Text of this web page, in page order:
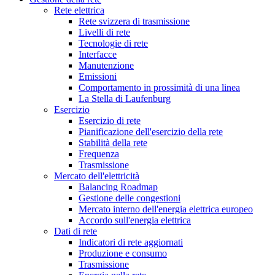
Rete elettrica
Rete svizzera di trasmissione
Livelli di rete
Tecnologie di rete
Interfacce
Manutenzione
Emissioni
Comportamento in prossimità di una linea
La Stella di Laufenburg
Esercizio
Esercizio di rete
Pianificazione dell'esercizio della rete
Stabilità della rete
Frequenza
Trasmissione
Mercato dell'elettricità
Balancing Roadmap
Gestione delle congestioni
Mercato interno dell'energia elettrica europeo
Accordo sull'energia elettrica
Dati di rete
Indicatori di rete aggiornati
Produzione e consumo
Trasmissione